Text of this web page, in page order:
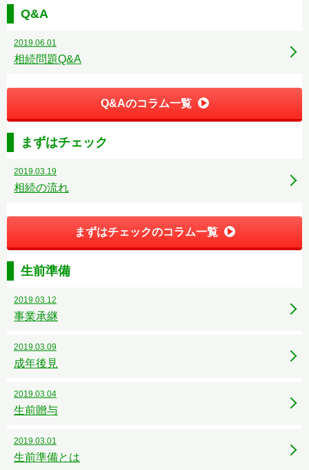
Q&A
2019.06.01
相続問題Q&A
Q&Aのコラム一覧
まずはチェック
2019.03.19
相続の流れ
まずはチェックのコラム一覧
生前準備
2019.03.12
事業承継
2019.03.09
成年後見
2019.03.04
生前贈与
2019.03.01
生前準備とは